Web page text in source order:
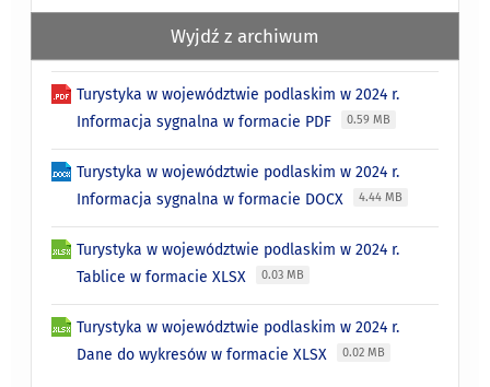
Wyjdź z archiwum
Turystyka w województwie podlaskim w 2024 r.
Informacja sygnalna w formacie PDF
0.59 MB
Turystyka w województwie podlaskim w 2024 r.
Informacja sygnalna w formacie DOCX
4.44 MB
Turystyka w województwie podlaskim w 2024 r.
Tablice w formacie XLSX
0.03 MB
Turystyka w województwie podlaskim w 2024 r.
Dane do wykresów w formacie XLSX
0.02 MB